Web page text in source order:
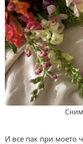
И все пак при моето